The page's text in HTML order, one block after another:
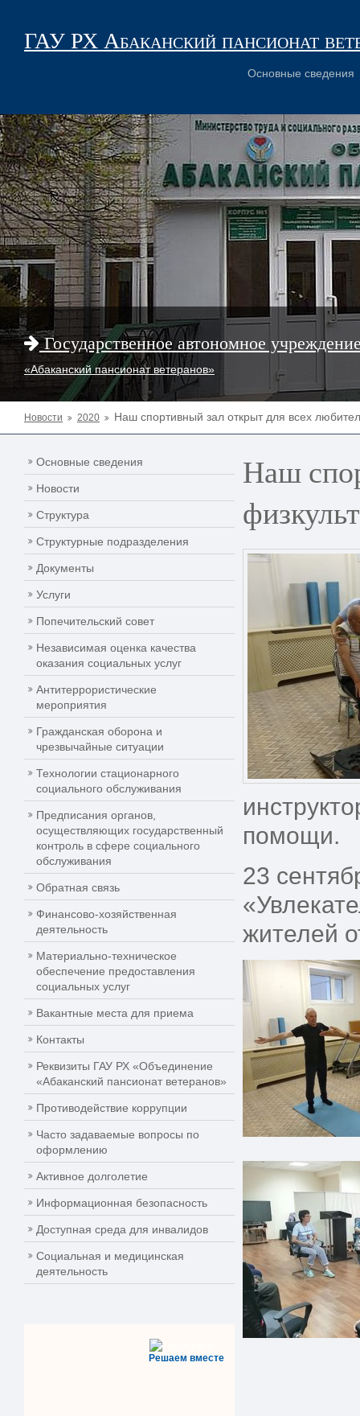
ГАУ РХ Абаканский пансионат
Основные сведения
Государственное автономное
«Абаканский пансионат ветеранов»
Новости 2020 Наш спортивный зал открыт для всех
Основные сведения
Новости
Структура
Структурные подразделения
Документы
Услуги
Попечительский совет
Независимая оценка качества
оказания социальных услуг
Антитеррористические
мероприятия
Гражданская оборона и
чрезвычайные ситуации
Технологии стационарного
социального обслуживания
Предписания органов,
осуществляющих государственный
контроль в сфере социального
обслуживания
Обратная связь
Финансово-хозяйственная
деятельность
Материально-техническое
обеспечение предоставления
социальных услуг
Вакантные места для приема
Контакты
Реквизиты ГАУ РХ «Объединение
«Абаканский пансионат ветеранов»
Противодействие коррупции
Часто задаваемые вопросы по
оформлению
Активное долголетие
Информационная безопасность
Доступная среда для инвалидов
Социальная и медицинская
деятельность
Решаем вместе
Наш
помощи.
23
жителей